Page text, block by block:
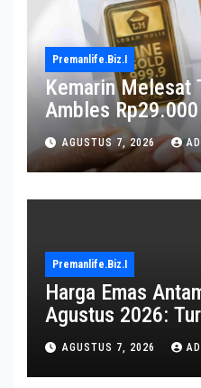
Premanlife.biz.i
Kemarin Melesat
Ambles Rp29.000
AGUSTUS 7, 2026
Premanlife.biz.i
Harga Emas
Agustus 2026:
Rp2.650.000
AGUSTUS 7, 2026